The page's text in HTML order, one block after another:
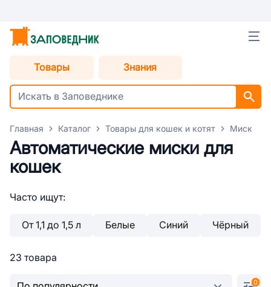
Товары Знания
Главная Каталог Товары для кошек и котят Миски
Автоматические миски для
кошек
Часто ищут:
От 1,1 до 1,5 л Белые Синий Чёрный
23 товара
0